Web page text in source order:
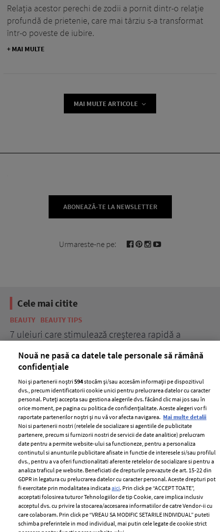
Relația acestor perechi de zodii a pornit dintr-o relație
profundă de prietenie, care mai târziu s-a transformat
într-o poveste de iubire.
+ MAI MULTE
MAI MULTE ARTICOLE
ABONEAZĂ-TE LA NEWSLETTER
Urmareste-ne pe:
Cele mai citite
BEAUTY BEAUTY TIPS
7 uleiuri care stimulează creșterea rapidă a
ELLE Style Awards
2024
Despre ELLE
Romania
Contact
Abonamente
Termeni si conditii
Politica de
confidențialitate
Politica de cookies
Publicitate
Nouă ne pasă ca datele tale personale să rămână
confidențiale
Noi și partenerii noștri594stocăm și/sau accesăm informații pe dispozitivul
dvs., precum identificatorii cookie unici pentru prelucrarea datelor cu caracter
personal. Puteți accepta sau gestiona alegerile dvs. făcând clic mai jos sau în
orice moment, pe pagina cu politica de confidențialitate. Aceste alegeri vor fi
raportate partenerilor noștri și nu vă vor afecta navigarea. Mai multe detalii
Noi si partenerii nostri (retelele de socializare si agentiile de publicitate
partenere, precum si furnizorii nostri de servicii de date analitice) prelucram
date pentru a permite website-ului sa functioneze, pentru a personaliza
continutul si anunturile publicitare afisate in functie de interesele si/sau profilul
dvs., pentru a va oferi functionalitati aferente retelelor de socializare si pentru a
analiza traficul pe website. Beneficiati de drepturile prevazute de art. 15-22 din
GDPR in legatura cu prelucrarea datelor cu caracter personal. Aceste drepturi pot
fi exercitate prin modalitatea indicataaici. Prin click pe “ACCEPT TOATE”,
acceptati folosirea tuturor Tehnologiilor de tip Cookie, care implica inclusiv
acceptul dvs. cu privire la stocarea/accesarea informatiilor de catre Vendor-ii cu
care colaboram. Prin click pe “VREAU SA MODIFIC SETARILE INDIVIDUAL” puteti
schimba preferintele in mod individual, mai putin cele legate de cookie strict